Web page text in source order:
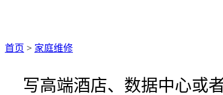
首页 > 家庭维修
写高端酒店、数据中心或